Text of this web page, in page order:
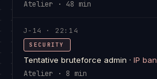
Atelier · 48 min
J-14 · 22:14
SECURITY
Tentative bruteforce admin · IP
Atelier · 8 min